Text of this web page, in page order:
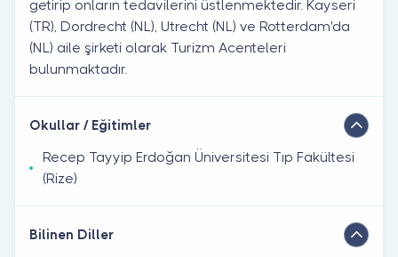
getirip onların tedavilerini üstlenmektedir. Kayseri
(TR), Dordrecht (NL), Utrecht (NL) ve Rotterdam'da
(NL) aile şirketi olarak Turizm Acenteleri
bulunmaktadır.
Okullar / Eğitimler
Recep Tayyip Erdoğan Üniversitesi Tıp Fakültesi
(Rize)
Bilinen Diller